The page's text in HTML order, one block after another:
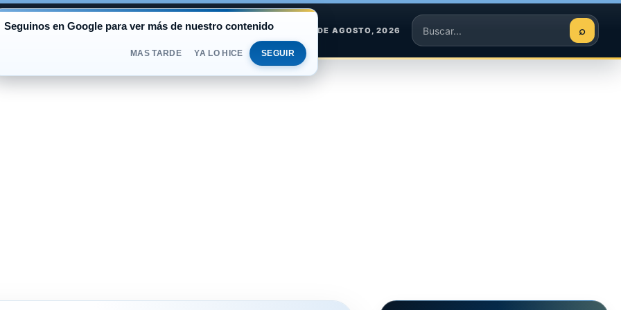
DOLAR BLUE $1.540OFICIAL$1.520 MIÉRCOLES 5 DE AGOSTO, 2026
Buscar
⌕
Seguinos en Google para ver más de nuestro contenido
MAS TARDE YA LO HICE SEGUIR